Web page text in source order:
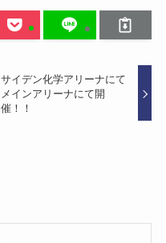
サイデン化学アリーナにて
メインアリーナにて開
催！！